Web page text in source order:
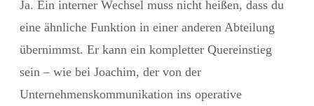
Ja. Ein interner Wechsel muss nicht heißen, dass du
eine ähnliche Funktion in einer anderen Abteilung
übernimmst. Er kann ein kompletter Quereinstieg
sein – wie bei Joachim, der von der
Unternehmenskommunikation ins operative